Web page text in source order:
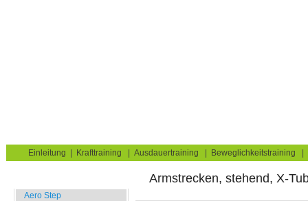
Einleitung Krafttraining Ausdauertraining Beweglichkeitstraining
Aero Step
Armstrecken, stehend, X-